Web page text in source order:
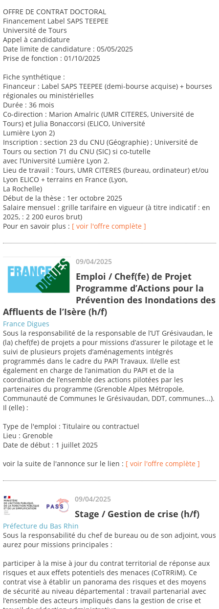
OFFRE DE CONTRAT DOCTORAL
Financement Label SAPS TEEPEE
Université de Tours
Appel à candidature
Date limite de candidature : 05/05/2025
Prise de fonction : 01/10/2025
Fiche synthétique :
Financeur : Label SAPS TEEPEE (demi-bourse acquise) + bourses
régionales ou ministérielles
Durée : 36 mois
Co-direction : Marion Amalric (UMR CITERES, Université de
Tours) et Julia Bonaccorsi (ELICO, Université
Lumière Lyon 2)
Inscription : section 23 du CNU (Géographie) ; Université de
Tours ou section 71 du CNU (SIC) si co-tutelle
avec l’Université Lumière Lyon 2.
Lieu de travail : Tours, UMR CITERES (bureau, ordinateur) et/ou
Lyon ELICO + terrains en France (Lyon,
La Rochelle)
Début de la thèse : 1er octobre 2025
Salaire mensuel : grille tarifaire en vigueur (à titre indicatif : en
2025, : 2 200 euros brut)
Pour en savoir plus : [ voir l'offre complète ]
09/04/2025
Emploi / Chef(fe) de Projet
Programme d’Actions pour la
Prévention des Inondations des
Affluents de l’Isère (h/f)
France Digues
Sous la responsabilité de la responsable de l’UT Grésivaudan, le
(la) chef(fe) de projets a pour missions d’assurer le pilotage et le
suivi de plusieurs projets d’aménagements intégrés
programmés dans le cadre du PAPI Travaux. Il/elle est
également en charge de l’animation du PAPI et de la
coordination de l’ensemble des actions pilotées par les
partenaires du programme (Grenoble Alpes Métropole,
Communauté de Communes le Grésivaudan, DDT, communes...).
Il (elle) :
Type de l'emploi : Titulaire ou contractuel
Lieu : Grenoble
Date de début : 1 juillet 2025
voir la suite de l'annonce sur le lien : [ voir l'offre complète ]
09/04/2025
Stage / Gestion de crise (h/f)
Préfecture du Bas Rhin
Sous la responsabilité du chef de bureau ou de son adjoint, vous
aurez pour missions principales :
participer à la mise à jour du contrat territorial de réponse aux
risques et aux effets potentiels des menaces (CoTRRiM). Ce
contrat vise à établir un panorama des risques et des moyens
de sécurité au niveau départemental : travail partenarial avec
l’ensemble des acteurs impliqués dans la gestion de crise et